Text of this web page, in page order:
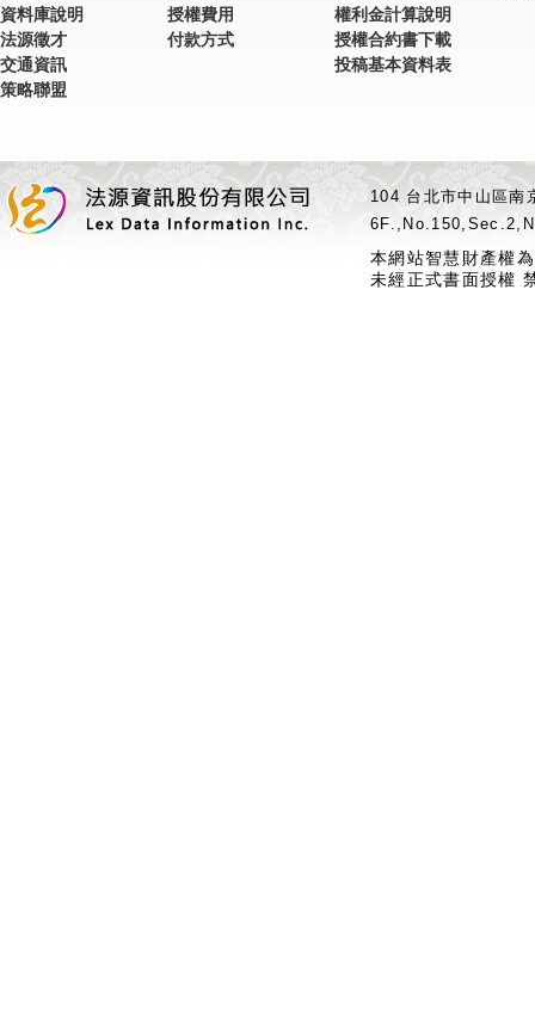
資料庫說明
法源徵才
交通資訊
策略聯盟
授權費用
付款方式
權利金計算說明
授權合約書下載
投稿基本資料表
104 台北市中山區
本網站智慧財產權
未經正式書面授權